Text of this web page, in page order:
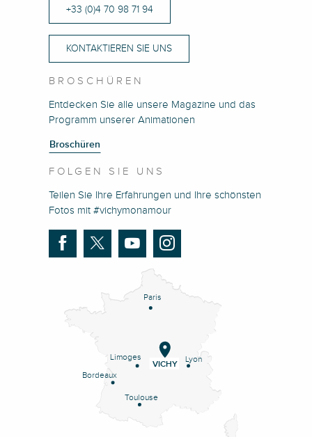
+33 (0)4 70 98 71 94
KONTAKTIEREN SIE UNS
BROSCHÜREN
Entdecken Sie alle unsere Magazine und das
Programm unserer Animationen
Broschüren
FOLGEN SIE UNS
Teilen Sie Ihre Erfahrungen und Ihre schönsten
Fotos mit #vichymonamour
Paris
Lyon
Limoges
Bordeaux
Toulouse
VICHY